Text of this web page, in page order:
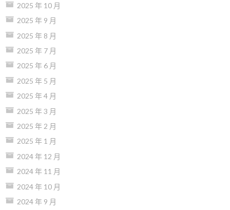
2025 年 10 月
2025 年 9 月
2025 年 8 月
2025 年 7 月
2025 年 6 月
2025 年 5 月
2025 年 4 月
2025 年 3 月
2025 年 2 月
2025 年 1 月
2024 年 12 月
2024 年 11 月
2024 年 10 月
2024 年 9 月